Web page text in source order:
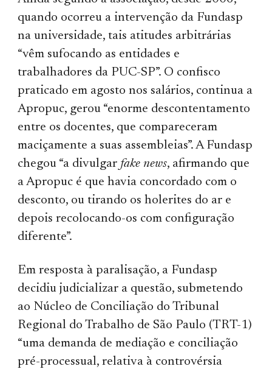
quando ocorreu a intervenção da Fundasp
na universidade, tais atitudes arbitrárias
“vêm sufocando as entidades e
trabalhadores da PUC-SP”. O confisco
praticado em agosto nos salários, continua a
Apropuc, gerou “enorme descontentamento
entre os docentes, que compareceram
maciçamente a suas assembleias”. A Fundasp
chegou “a divulgar fake news, afirmando que
a Apropuc é que havia concordado com o
desconto, ou tirando os holerites do ar e
depois recolocando-os com configuração
diferente”.
Em resposta à paralisação, a Fundasp
decidiu judicializar a questão, submetendo
ao Núcleo de Conciliação do Tribunal
Regional do Trabalho de São Paulo (TRT-1)
“uma demanda de mediação e conciliação
pré-processual, relativa à controvérsia